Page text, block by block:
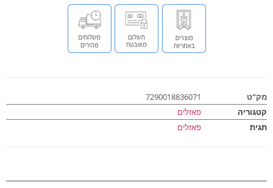
7290018836071
פאזלים
פאזלים